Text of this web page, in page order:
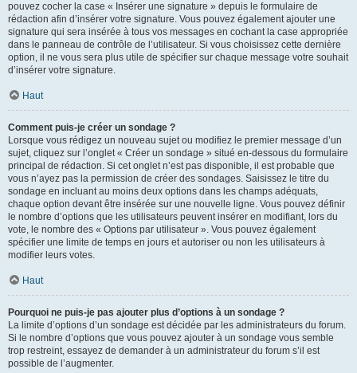
pouvez cocher la case « Insérer une signature » depuis le formulaire de
rédaction afin d’insérer votre signature. Vous pouvez également ajouter une
signature qui sera insérée à tous vos messages en cochant la case appropriée
dans le panneau de contrôle de l’utilisateur. Si vous choisissez cette dernière
option, il ne vous sera plus utile de spécifier sur chaque message votre souhait
d’insérer votre signature.
Haut
Comment puis-je créer un sondage ?
Lorsque vous rédigez un nouveau sujet ou modifiez le premier message d’un
sujet, cliquez sur l’onglet « Créer un sondage » situé en-dessous du formulaire
principal de rédaction. Si cet onglet n’est pas disponible, il est probable que
vous n’ayez pas la permission de créer des sondages. Saisissez le titre du
sondage en incluant au moins deux options dans les champs adéquats,
chaque option devant être insérée sur une nouvelle ligne. Vous pouvez définir
le nombre d’options que les utilisateurs peuvent insérer en modifiant, lors du
vote, le nombre des « Options par utilisateur ». Vous pouvez également
spécifier une limite de temps en jours et autoriser ou non les utilisateurs à
modifier leurs votes.
Haut
Pourquoi ne puis-je pas ajouter plus d’options à un sondage ?
La limite d’options d’un sondage est décidée par les administrateurs du forum.
Si le nombre d’options que vous pouvez ajouter à un sondage vous semble
trop restreint, essayez de demander à un administrateur du forum s’il est
possible de l’augmenter.